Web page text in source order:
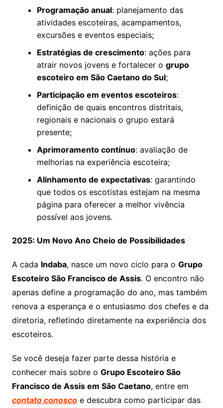
Programação anual: planejamento das
atividades escoteiras, acampamentos,
excursões e eventos especiais;
Estratégias de crescimento: ações para
atrair novos jovens e fortalecer o grupo
escoteiro em São Caetano do Sul;
Participação em eventos escoteiros:
definição de quais encontros distritais,
regionais e nacionais o grupo estará
presente;
Aprimoramento contínuo: avaliação de
melhorias na experiência escoteira;
Alinhamento de expectativas: garantindo
que todos os escotistas estejam na mesma
página para oferecer a melhor vivência
possível aos jovens.
2025: Um Novo Ano Cheio de Possibilidades
A cada Indaba, nasce um novo ciclo para o Grupo
Escoteiro São Francisco de Assis. O encontro não
apenas define a programação do ano, mas também
renova a esperança e o entusiasmo dos chefes e da
diretoria, refletindo diretamente na experiência dos
escoteiros.
Se você deseja fazer parte dessa história e
conhecer mais sobre o Grupo Escoteiro São
Francisco de Assis em São Caetano, entre em
contato conoscoe descubra como participar das